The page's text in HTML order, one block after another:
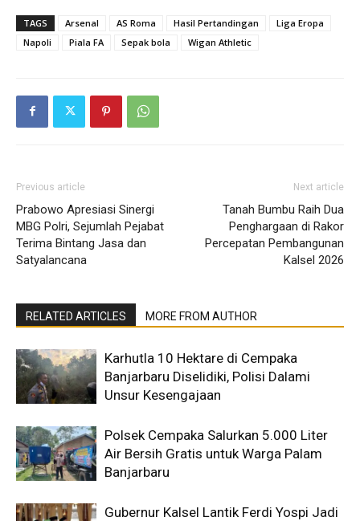
TAGS Arsenal AS Roma Hasil Pertandingan
Liga Eropa
Napoli
Piala FA Sepak bola Wigan Athletic
Previous article
Prabowo Apresiasi Sinergi
MBG Polri, Sejumlah Pejabat
Terima Bintang Jasa dan
Satyalancana
Next article
Tanah Bumbu Raih Dua
Penghargaan di Rakor
Percepatan Pembangunan
Kalsel 2026
RELATED ARTICLES MORE FROM AUTHOR
Karhutla 10 Hektare di Cempaka
Banjarbaru Diselidiki, Polisi Dalami
Unsur Kesengajaan
Polsek Cempaka Salurkan 5.000 Liter
Air Bersih Gratis untuk Warga Palam
Banjarbaru
Gubernur Kalsel Lantik Ferdi Yospi Jadi